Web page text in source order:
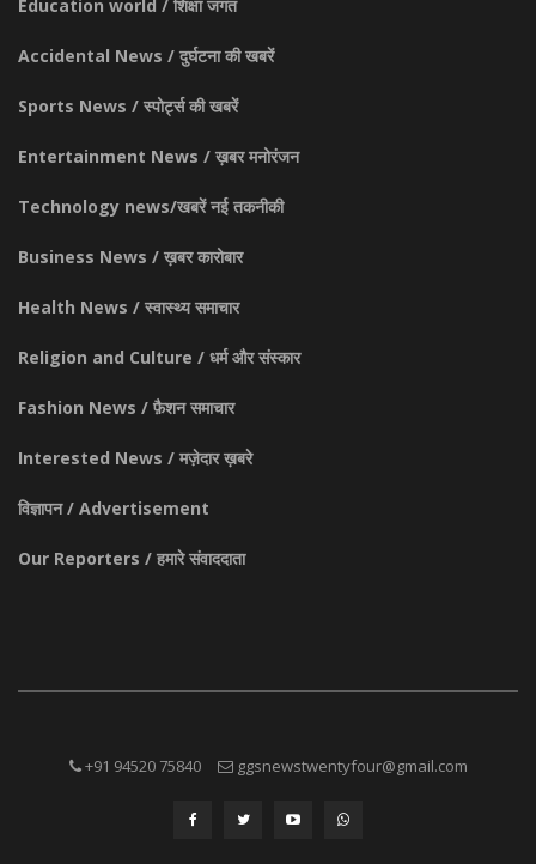
Education world / शिक्षा जगत
Accidental News / दुर्घटना की खबरें
Sports News / स्पोर्ट्स की खबरें
Entertainment News / ख़बर मनोरंजन
Technology news/खबरें नई तकनीकी
Business News / ख़बर कारोबार
Health News / स्वास्थ्य समाचार
Religion and Culture / धर्म और संस्कार
Fashion News / फ़ैशन समाचार
Interested News / मज़ेदार ख़बरे
विज्ञापन / Advertisement
Our Reporters / हमारे संवाददाता
+91 94520 75840 ggsnewstwentyfour@gmail.com